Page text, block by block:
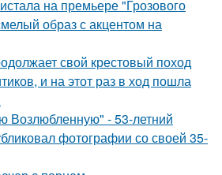
на премьере "Грозового
образ с акцентом на
свой крестовый поход
и на этот раз в ход пошла
Возлюбленную" - 53-летний
фотографии со своей 35-